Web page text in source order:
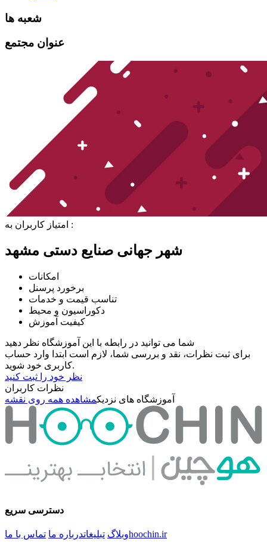
شعبه ها
عنوان مجتمع
امتیاز کاربران به :
شهر جهانی صنایع دستی مشهد
امکانات
برخورد پرسنل
تناسب قیمت و خدمات
دکوراسیون و محیط
کیفیت آموزش
شما می توانید در رابطه با این آموزشگاه نظر دهید
برای ثبت نظرات، نقد و بررسی شما، لازم است ابتدا وارد حساب
کاربری خود شوید.
نظر خود را ثبت کنید
نظرات کاربران
آموزشگاه های نزدیکمشاهده همه روی نقشه
دسترسی سریع
وبلاگ تبلیغاتدرباره ما تماس با ما hoochin.ir